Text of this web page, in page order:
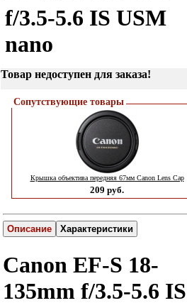
f/3.5-5.6 IS USM
nano
Товар недоступен для заказа!
Сопутствующие товары
Крышка объектива передняя 67мм Canon Lens Cap
209 руб.
Описание Характеристики
Canon EF-S 18-
135mm f/3.5-5.6 IS